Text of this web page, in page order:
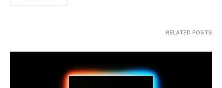
RELATED POSTS